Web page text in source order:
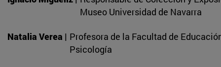
Museo Universidad de Navarra
Natalia Verea | Profesora de la Facultad de
Psicología